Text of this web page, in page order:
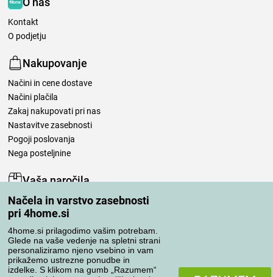
Načela in varstvo zasebnosti
pri 4home.si
4home.si prilagodimo vašim potrebam.
Glede na vaše vedenje na spletni strani
personaliziramo njeno vsebino in vam
prikažemo ustrezne ponudbe in
izdelke. S klikom na gumb „Razumem“
Kontakt
O podjetju
Nakupovanje
Načini in cene dostave
Načini plačila
Zakaj nakupovati pri nas
Nastavitve zasebnosti
Pogoji poslovanja
Nega posteljnine
Vaša naročila
Moj račun
Pregled naročil
Reklamacija
Odstop od kupoprodajne pogodbe
Pravila obdelave ocen